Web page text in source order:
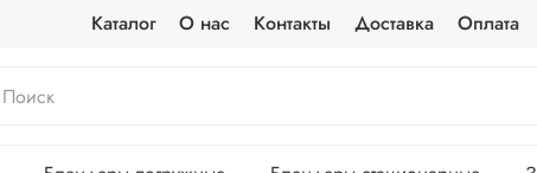
Каталог О нас Контакты Доставка Оплата